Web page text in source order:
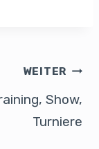
WEITER
Show,
Turniere